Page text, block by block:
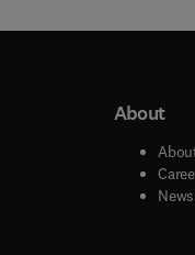
window
About